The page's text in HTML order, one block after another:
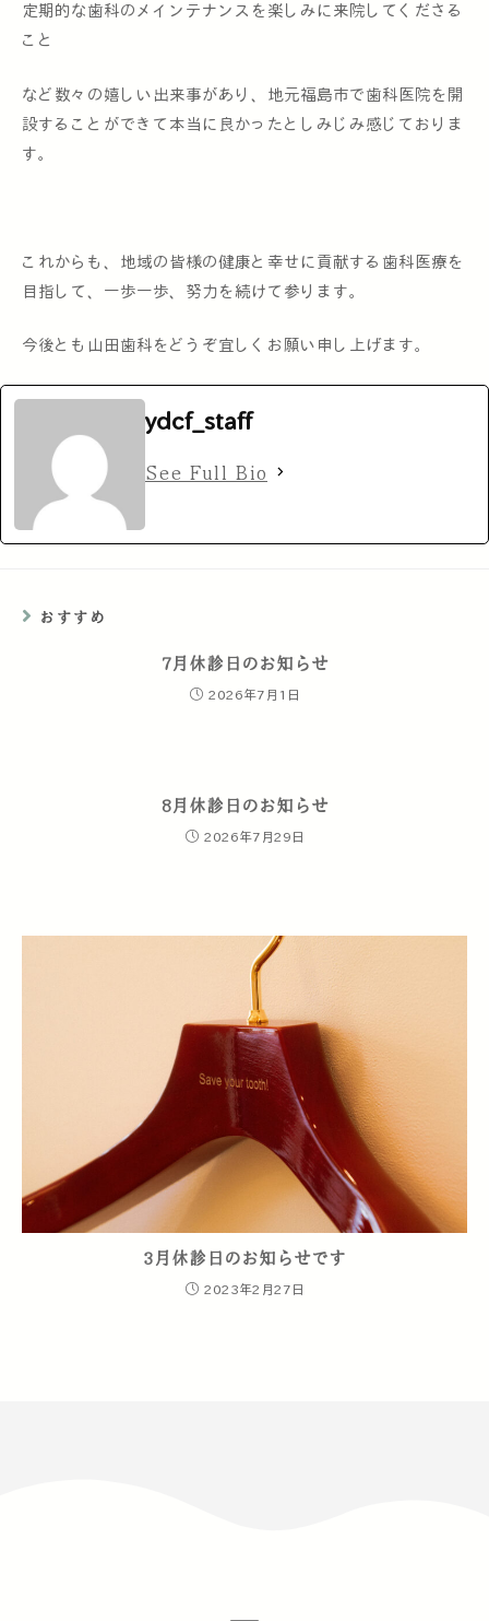
定期的な歯科のメインテナンスを楽しみに来院してくださる
こと
など数々の嬉しい出来事があり、地元福島市で歯科医院を開
設することができて本当に良かったとしみじみ感じておりま
す。
これからも、地域の皆様の健康と幸せに貢献する歯科医療を
目指して、一歩一歩、努力を続けて参ります。
今後とも山田歯科をどうぞ宜しくお願い申し上げます。
ydcf_staff
See Full Bio
おすすめ
7月休診日のお知らせ
2026年7月1日
8月休診日のお知らせ
2026年7月29日
3月休診日のお知らせです
2023年2月27日